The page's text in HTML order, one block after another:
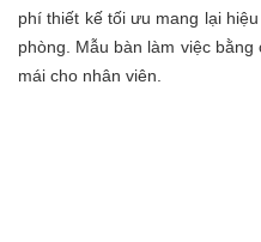
phí thiết kế tối ưu mang lại
phòng. Mẫu bàn làm việc
mái cho nhân viên.